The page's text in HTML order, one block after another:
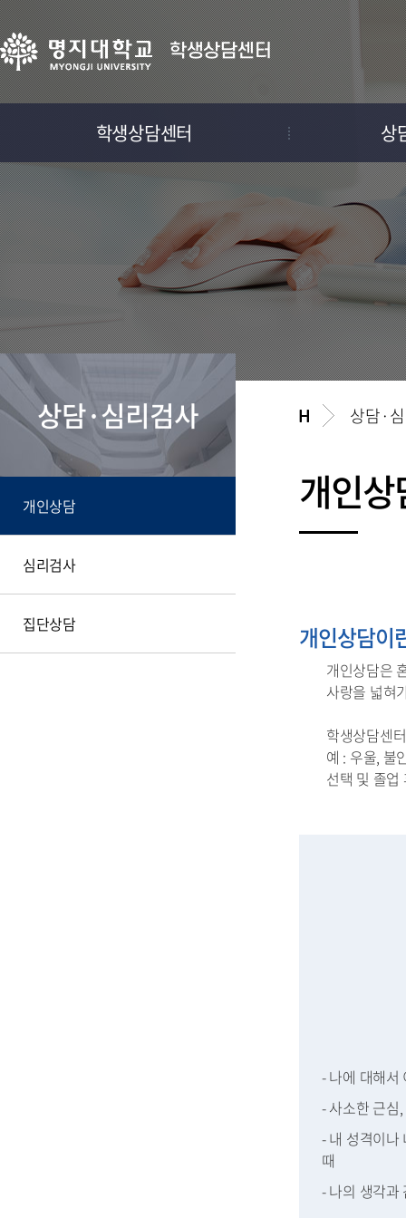
학생상담센터
학생상담센터
센터소개
구성원소개
센터이용안내
찾아오시는 길
상
상담·심리검사
개인상담
심리검사
집단상담
상담·
개인상
개인상담이
개인상담은
사랑을 넓혀
학생상담센
예 : 우울, 불
선택 및 졸업
- 나에 대해서
- 사소한 근심
- 내 성격이나
때
- 나의 생각과